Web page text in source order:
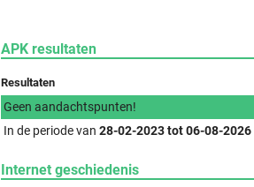
APK resultaten
Resultaten
Geen aandachtspunten!
In de periode van 28-02-2023 tot 06-08-2026
Internet geschiedenis